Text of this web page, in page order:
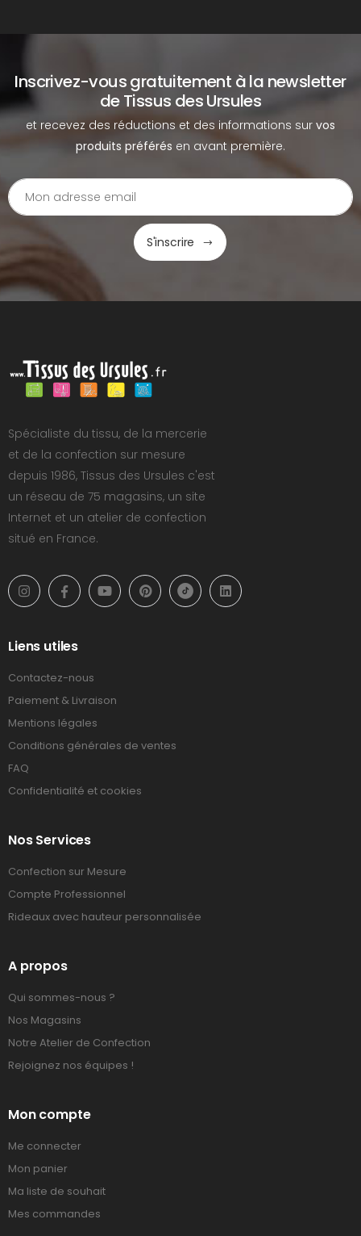
Inscrivez-vous gratuitement à la newsletter
de Tissus des Ursules
et recevez des réductions et des informations sur vos
produits préférés en avant première.
S'inscrire
Spécialiste du tissu, de la mercerie
et de la confection sur mesure
depuis 1986, Tissus des Ursules c'est
un réseau de 75 magasins, un site
Internet et un atelier de confection
situé en France.
Liens utiles
Contactez-nous
Paiement & Livraison
Mentions légales
Conditions générales de ventes
FAQ
Confidentialité et cookies
Nos Services
Confection sur Mesure
Compte Professionnel
Rideaux avec hauteur personnalisée
A propos
Qui sommes-nous ?
Nos Magasins
Notre Atelier de Confection
Rejoignez nos équipes !
Mon compte
Me connecter
Mon panier
Ma liste de souhait
Mes commandes